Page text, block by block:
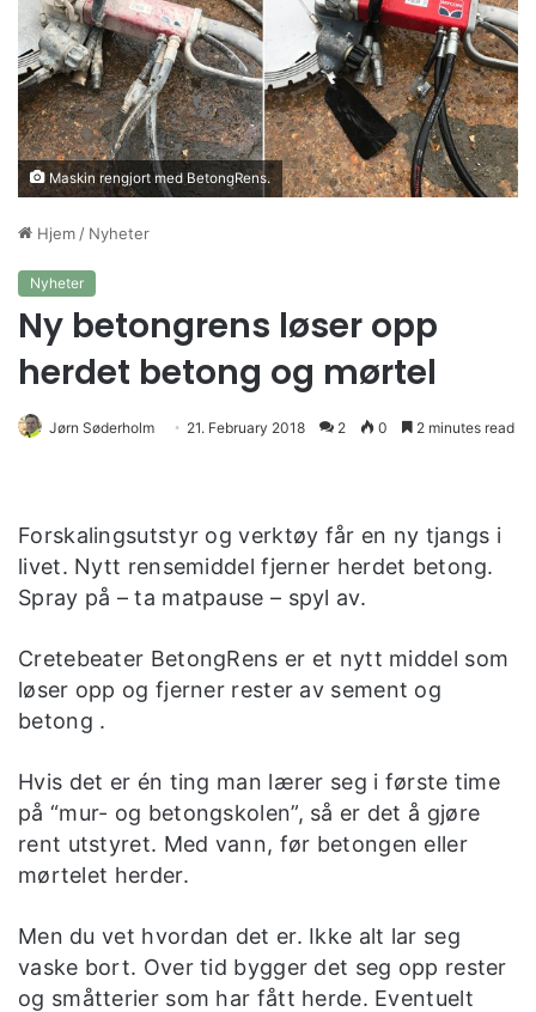
Maskin rengjort med BetongRens.
Hjem / Nyheter
Nyheter
Ny betongrens løser opp
herdet betong og mørtel
Jørn Søderholm 21. February 2018 2 0 2 minutes read
Forskalingsutstyr og verktøy får en ny tjangs i
livet. Nytt rensemiddel fjerner herdet betong.
Spray på – ta matpause – spyl av.
Cretebeater BetongRens er et nytt middel som
løser opp og fjerner rester av sement og
betong .
Hvis det er én ting man lærer seg i første time
på “mur- og betongskolen”, så er det å gjøre
rent utstyret. Med vann, før betongen eller
mørtelet herder.
Men du vet hvordan det er. Ikke alt lar seg
vaske bort. Over tid bygger det seg opp rester
og småtterier som har fått herde. Eventuelt